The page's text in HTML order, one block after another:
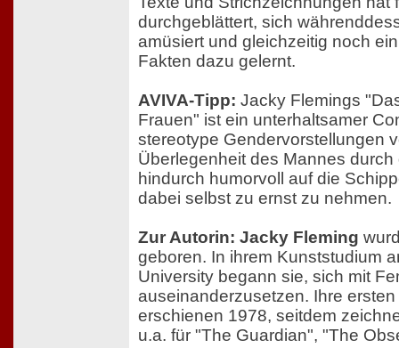
durchgeblättert, sich
amüsiert und gleichzeitig noch
Fakten dazu gelernt.
AVIVA-Tipp: Jacky Flemings
Frauen" ist ein unterhaltsamer
stereotype Gendervorstellungen
Überlegenheit des Mannes
hindurch humorvoll auf die
dabei selbst zu ernst zu nehmen.
Zur Autorin: Jacky Fleming
geboren. In ihrem Kunststudium
University begann sie, sich mit
auseinanderzusetzen. Ihre
erschienen 1978, seitdem
u.a. für "The Guardian", "The